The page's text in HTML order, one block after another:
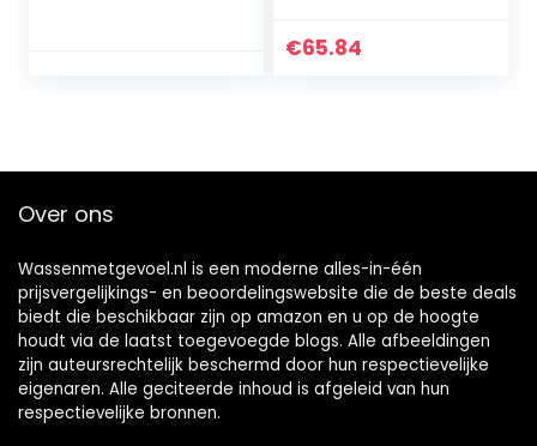
gewichtsverlies
€65.84
Over ons
Wassenmetgevoel.nl is een moderne alles-in-één
prijsvergelijkings- en beoordelingswebsite die de beste deals
biedt die beschikbaar zijn op amazon en u op de hoogte
houdt via de laatst toegevoegde blogs. Alle afbeeldingen
zijn auteursrechtelijk beschermd door hun respectievelijke
eigenaren. Alle geciteerde inhoud is afgeleid van hun
respectievelijke bronnen.